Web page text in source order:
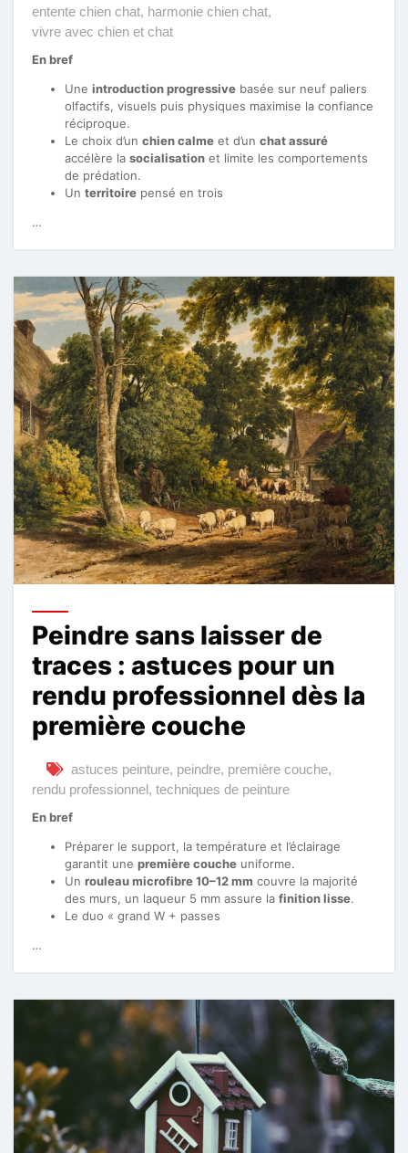
entente chien chat, harmonie chien chat,
vivre avec chien et chat
En bref
Une introduction progressive basée sur neuf paliers
olfactifs, visuels puis physiques maximise la confiance
réciproque.
Le choix d’un chien calme et d’un chat assuré
accélère la socialisation et limite les comportements
de prédation.
Un territoire pensé en trois
…
Peindre sans laisser de
traces : astuces pour un
rendu professionnel dès la
première couche
astuces peinture, peindre, première couche,
rendu professionnel, techniques de peinture
En bref
Préparer le support, la température et l’éclairage
garantit une première couche uniforme.
Un rouleau microfibre 10–12 mm couvre la majorité
des murs, un laqueur 5 mm assure la finition lisse.
Le duo « grand W + passes
…